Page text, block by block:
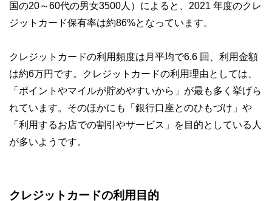
このように編集経験豊富なメンバーと金融や経済に精通した
やすさはもちろんのこと、読み応えのあるコンテンツと確か
私たちは、快適でより良い生活のアイデアを提供するお金の
コンシェルジュを目指します。
国の20～60代の男女3500人）によると、2021 年度のクレ
ジットカード保有率は約86%となっています。
クレジットカードの利用頻度は月平均で6.6 回、利用金額
は約6万円です。クレジットカードの利用理由としては、
「ポイントやマイルが貯めやすいから」が最も多く挙げら
れています。そのほかにも「銀行口座とのひもづけ」や
「利用するお店での割引やサービス」を目的としている人
が多いようです。
クレジットカードの利用目的